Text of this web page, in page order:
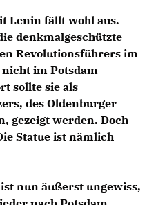
CDU
Landtag
Lenin fällt wohl aus.
denkmalgeschützte
Revolutionsführers im
im Potsdam
sollte sie als
des Oldenburger
gezeigt werden. Doch
Statue ist nämlich
nun äußerst ungewiss,